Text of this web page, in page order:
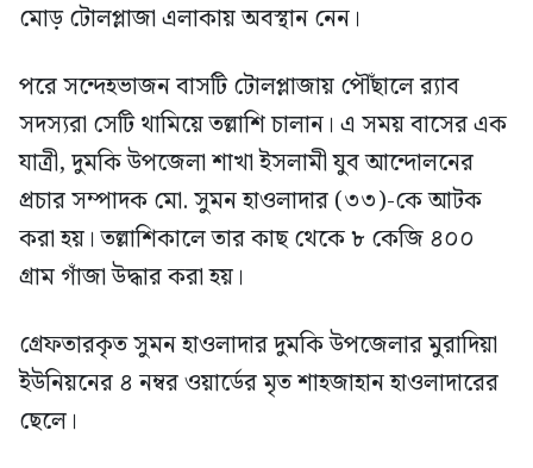
মোড় টোলপ্লাজা এলাকায় অবস্থান নেন।
পরে সন্দেহভাজন বাসটি টোলপ্লাজায় পৌঁছালে র‍্যাব
সদস্যরা সেটি থামিয়ে তল্লাশি চালান। এ সময় বাসের এক
যাত্রী, দুমকি উপজেলা শাখা ইসলামী যুব আন্দোলনের
প্রচার সম্পাদক মো. সুমন হাওলাদার (৩৩)-কে আটক
করা হয়। তল্লাশিকালে তার কাছ থেকে ৮ কেজি ৪০০
গ্রাম গাঁজা উদ্ধার করা হয়।
গ্রেফতারকৃত সুমন হাওলাদার দুমকি উপজেলার মুরাদিয়া
ইউনিয়নের ৪ নম্বর ওয়ার্ডের মৃত শাহজাহান হাওলাদারের
ছেলে।